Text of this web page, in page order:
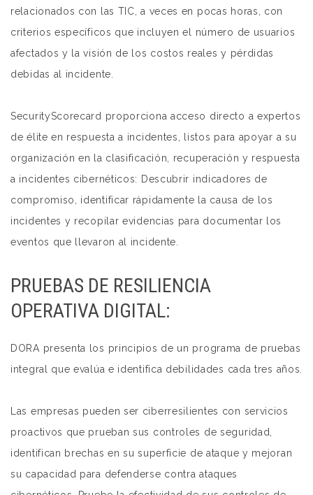
relacionados con las TIC, a veces en pocas horas, con
criterios específicos que incluyen el número de usuarios
afectados y la visión de los costos reales y pérdidas
debidas al incidente.
SecurityScorecard proporciona acceso directo a expertos
de élite en respuesta a incidentes, listos para apoyar a su
organización en la clasificación, recuperación y respuesta
a incidentes cibernéticos: Descubrir indicadores de
compromiso, identificar rápidamente la causa de los
incidentes y recopilar evidencias para documentar los
eventos que llevaron al incidente.
PRUEBAS DE RESILIENCIA
OPERATIVA DIGITAL:
DORA presenta los principios de un programa de pruebas
integral que evalúa e identifica debilidades cada tres años.
Las empresas pueden ser ciberresilientes con servicios
proactivos que prueban sus controles de seguridad,
identifican brechas en su superficie de ataque y mejoran
su capacidad para defenderse contra ataques